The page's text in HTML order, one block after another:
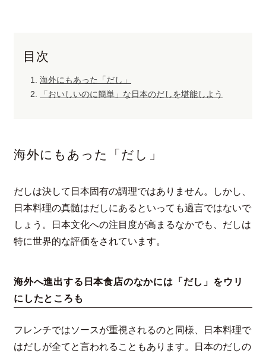
目次
海外にもあった「だし」
「おいしいのに簡単」な日本のだしを堪能しよう
海外にもあった「だし」
だしは決して日本固有の調理ではありません。しかし、
日本料理の真髄はだしにあるといっても過言ではないで
しょう。日本文化への注目度が高まるなかでも、だしは
特に世界的な評価をされています。
海外へ進出する日本食店のなかには「だし」をウリ
にしたところも
フレンチではソースが重視されるのと同様、日本料理で
はだしが全てと言われることもあります。日本のだしの